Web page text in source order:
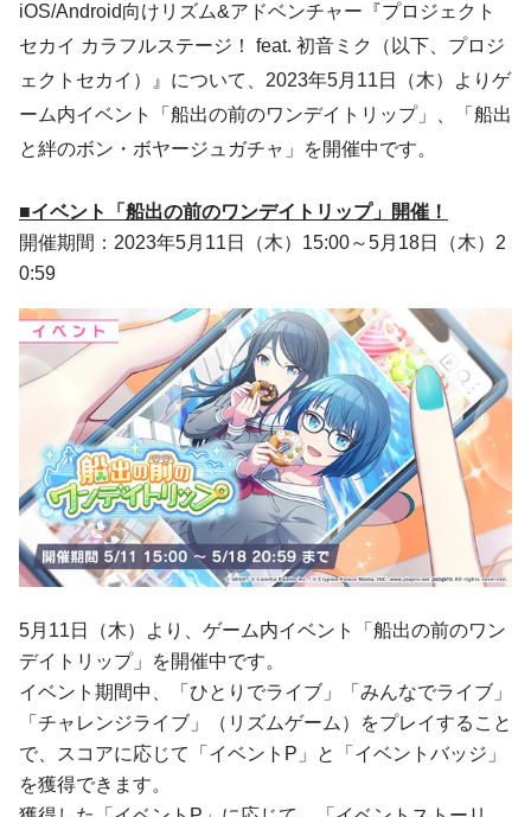
iOS/Android向けリズム&アドベンチャー『プロジェクト
セカイ カラフルステージ！ feat. 初音ミク（以下、プロジ
ェクトセカイ）』について、2023年5月11日（木）よりゲ
ーム内イベント「船出の前のワンデイトリップ」、「船出
と絆のボン・ボヤージュガチャ」を開催中です。
■イベント「船出の前のワンデイトリップ」開催！
開催期間：2023年5月11日（木）15:00～5月18日（木）2
0:59
5月11日（木）より、ゲーム内イベント「船出の前のワン
デイトリップ」を開催中です。
イベント期間中、「ひとりでライブ」「みんなでライブ」
「チャレンジライブ」（リズムゲーム）をプレイすること
で、スコアに応じて「イベントP」と「イベントバッジ」
を獲得できます。